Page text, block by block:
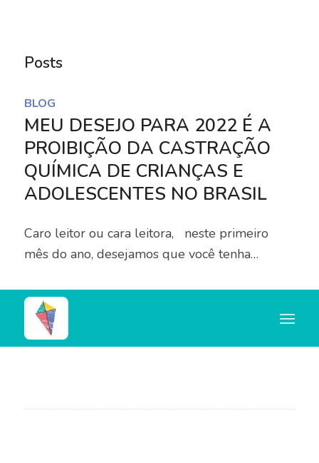
/home/u445684347/domains/nocorpocerto.net/
template-builder/php/asset-manager.class.php
789
Notice: Trying to access array offset on value of type
null in
content/themes/enfold/config-templatebuilder/avia-
template-builder/php/asset-manager.class.php
Posts
BLOG
MEU DESEJO PARA 2022 É A
PROIBIÇÃO DA CASTRAÇÃO
QUÍMICA DE CRIANÇAS E
ADOLESCENTES NO BRASIL
Caro leitor ou cara leitora, neste primeiro
mês do ano, desejamos que você tenha…